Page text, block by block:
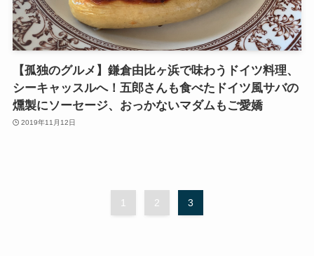
【孤独のグルメ】鎌倉由比ヶ浜で味わうドイツ料理、
シーキャッスルへ！五郎さんも食べたドイツ風サバの
燻製にソーセージ、おっかないマダムもご愛嬌
2019年11月12日
1 2 3